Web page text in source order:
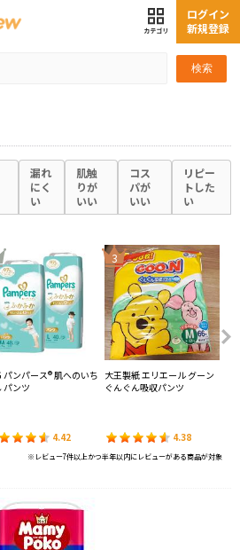
検索
ログイン
新規登録
漏れ
にく
い
肌触
りが
いい
コス
パが
いい
リピー
トした
い
パンパース® 肌へのいち
パンツ
4.42
3
大王製紙 エリエール グーン
ぐんぐん吸収パンツ
4.38
※レビュー7件以上かつ半年以内にレビューがある商品が対象